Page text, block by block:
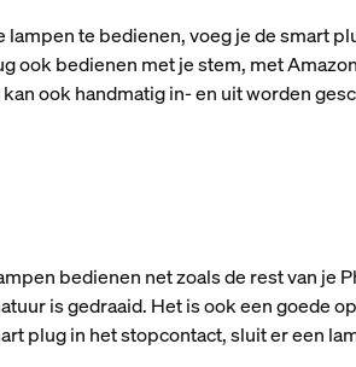
te bedienen, voeg je de smart
ook bedienen met je stem, met
ook handmatig in- en uit worden
bedienen net zoals de rest van je
is gedraaid. Het is ook een goede
plug in het stopcontact, sluit er een